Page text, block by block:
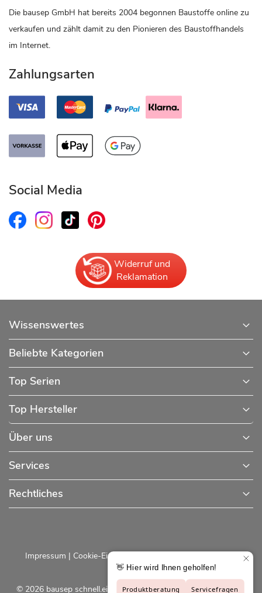
Die bausep GmbH hat bereits 2004 begonnen Baustoffe online zu
verkaufen und zählt damit zu den Pionieren des Baustoffhandels
im Internet.
Zahlungsarten
Social Media
Widerruf und
Reklamation
Wissenswertes
Beliebte Kategorien
Top Serien
Top Hersteller
Über uns
Services
Rechtliches
© 2026 bausep schnell.einfach.preiswert - Baustoffe online für
Impressum | Cookie-Einstellungen